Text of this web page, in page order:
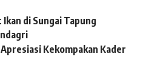
di Sungai Tapung
Kekompakan Kader